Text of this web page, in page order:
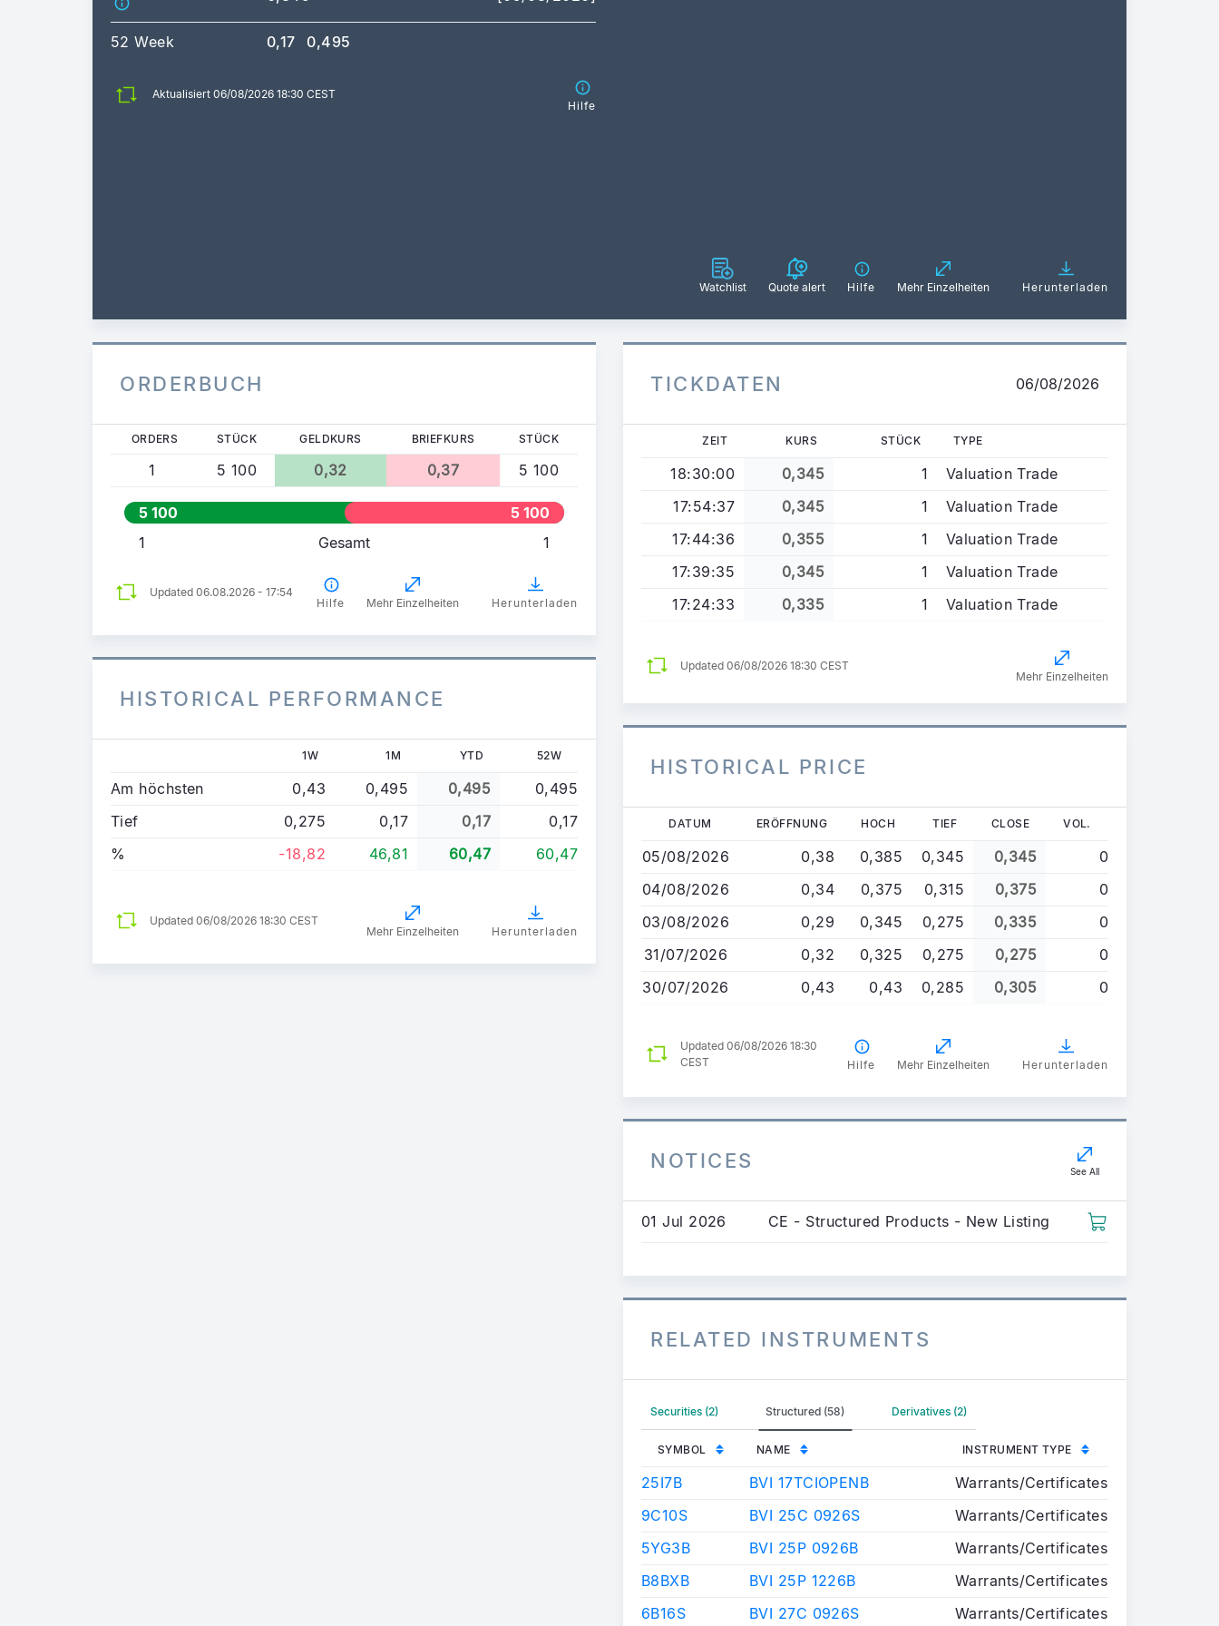
52 Week 0,17 0,495
Aktualisiert 06/08/2026 18:30 CEST
Hilfe
Watchlist Quote alert Hilfe Mehr Einzelheiten Herunterladen
ORDERBUCH
ORDERS STÜCK GELDKURS BRIEFKURS STÜCK
1 5 100 0,32 0,37 5 100
5 100
5 100
1
Gesamt 1
Updated 06.08.2026 - 17:54
Hilfe
Mehr Einzelheiten Herunterladen
HISTORICAL PERFORMANCE
1W 1M YTD 52W
Am höchsten 0,43 0,495 0,495
0,495
Tief
0,275 0,17 0,17
0,17
%
-18,82 46,81 60,47 60,47
Updated 06/08/2026 18:30 CEST
Mehr Einzelheiten
Herunterladen
TICKDATEN 06/08/2026
ZEIT KURS STÜCK TYPE
18:30:00 0,345 1
Valuation Trade
17:54:37
0,345 1
Valuation Trade
17:44:36
0,355 1
Valuation Trade
17:39:35
0,345 1
Valuation Trade
17:24:33
0,335 1 Valuation Trade
Updated 06/08/2026 18:30 CEST
Mehr Einzelheiten
HISTORICAL PRICE
Direkt
Inhalt
DATUM ERÖFFNUNG HOCH TIEF CLOSE VOL.
05/08/2026 0,38 0,385 0,345 0,345
0
04/08/2026
0,34 0,375 0,315 0,375
0
03/08/2026
0,29 0,345 0,275 0,335
0
31/07/2026
0,32 0,325 0,275 0,275
0
30/07/2026
0,43 0,43 0,285 0,305 0
Updated 06/08/2026 18:30
CEST
Hilfe Mehr Einzelheiten Herunterladen
NOTICES See All
01 Jul 2026 CE - Structured Products - New Listing
RELATED INSTRUMENTS
Securities (2) Structured (58) Derivatives (2)
SYMBOL NAME INSTRUMENT TYPE
25I7B BVI 17TCIOPENB
Warrants/Certificates
9C10S
BVI 25C 0926S
Warrants/Certificates
5YG3B
BVI 25P 0926B
Warrants/Certificates
B8BXB
BVI 25P 1226B
Warrants/Certificates
6B16S
BVI 27C 0926S Warrants/Certificates